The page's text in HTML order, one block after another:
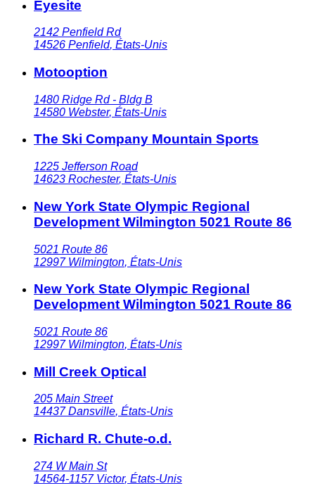
Eyesite
2142 Penfield Rd
14526 Penfield, États-Unis
Motooption
1480 Ridge Rd - Bldg B
14580 Webster, États-Unis
The Ski Company Mountain Sports
1225 Jefferson Road
14623 Rochester, États-Unis
New York State Olympic Regional
Development Wilmington 5021 Route 86
5021 Route 86
12997 Wilmington, États-Unis
New York State Olympic Regional
Development Wilmington 5021 Route 86
5021 Route 86
12997 Wilmington, États-Unis
Mill Creek Optical
205 Main Street
14437 Dansville, États-Unis
Richard R. Chute-o.d.
274 W Main St
14564-1157 Victor, États-Unis